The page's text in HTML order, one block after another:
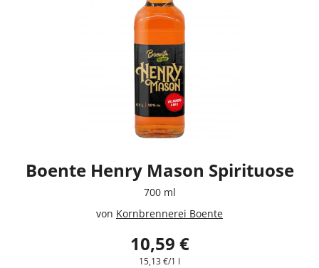
Boente Henry Mason Spirituose
700 ml
von Kornbrennerei Boente
10,59 €
15,13 €/1 l